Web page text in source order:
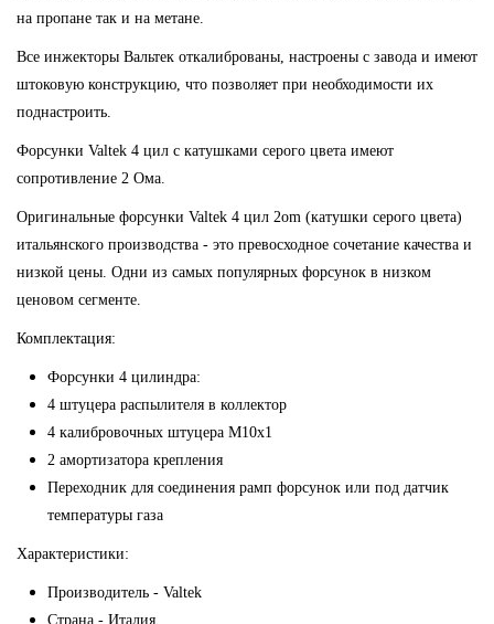
на пропане так и на метане.
Все инжекторы Вальтек откалиброваны, настроены с завода и имеют
штоковую конструкцию, что позволяет при необходимости их
поднастроить.
Форсунки Valtek 4 цил с катушками серого цвета имеют
сопротивление 2 Ома.
Оригинальные форсунки Valtek 4 цил 2om (катушки серого цвета)
итальянского производства - это превосходное сочетание качества и
низкой цены. Одни из самых популярных форсунок в низком
ценовом сегменте.
Комплектация:
Форсунки 4 цилиндра:
4 штуцера распылителя в коллектор
4 калибровочных штуцера М10х1
2 амортизатора крепления
Переходник для соединения рамп форсунок или под датчик
температуры газа
Характеристики:
Производитель - Valtek
Страна - Италия